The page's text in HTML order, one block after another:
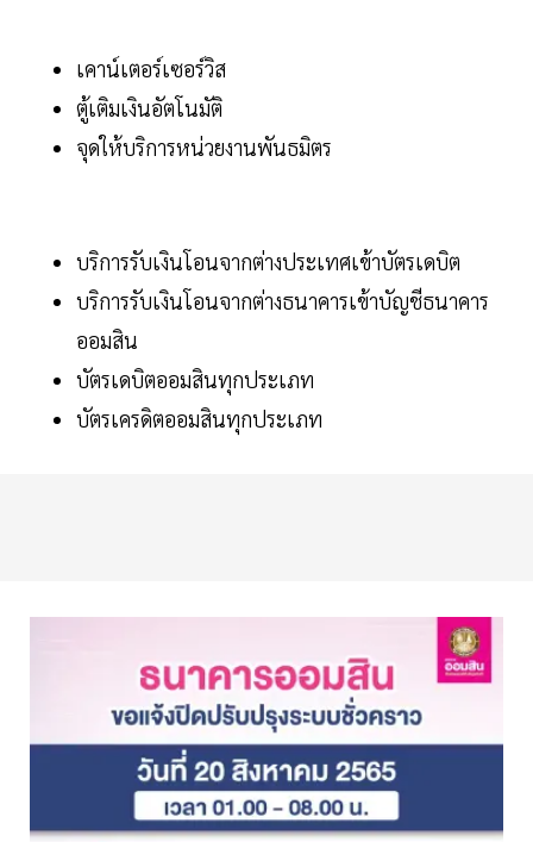
เคาน์เตอร์เซอร์วิส
ตู้เติมเงินอัตโนมัติ
จุดให้บริการหน่วยงานพันธมิตร
บริการรับเงินโอนจากต่างประเทศเข้าบัตรเดบิต
บริการรับเงินโอนจากต่างธนาคารเข้าบัญชีธนาคาร
ออมสิน
บัตรเดบิตออมสินทุกประเภท
บัตรเครดิตออมสินทุกประเภท